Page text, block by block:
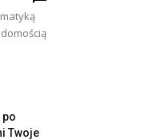
po
Twoje